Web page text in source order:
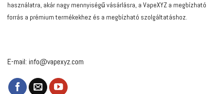
használatra, akár nagy mennyiségű vásárlásra, a VapeXYZ a megbízható
forrás a prémium termékekhez és a megbízható szolgáltatáshoz.
E-mail: info@vapexyz.com